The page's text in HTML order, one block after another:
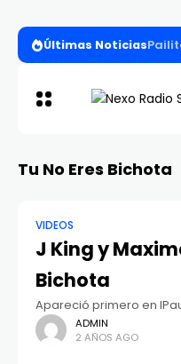
Últimas Noticias
Tu No Eres Bichota
VIDEOS
J King y
Bichota
Apareció primero en
ADMIN
2 AÑOS AGO